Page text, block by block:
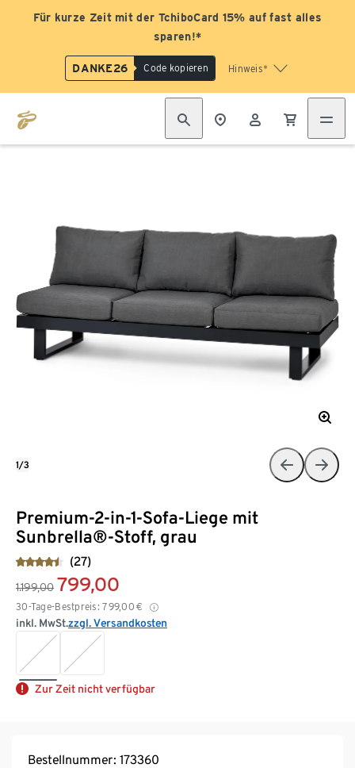
Für kurze Zeit mit der TchiboCard 15% auf fast alles
sparen!*
DANKE26 Code kopieren Hinweis*
Premium-2-in-1-Sofa-Liege mit
Sunbrella®-Stoff, grau
(27)
1.199,00 799,00
30-Tage-Bestpreis: 799,00 €
inkl. MwSt.zzgl. Versandkosten
Zur Zeit nicht verfügbar
1/3
Bestellnummer: 173360